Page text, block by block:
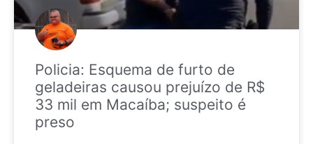
Policia: Esquema de furto de
geladeiras causou prejuízo de R$
33 mil em Macaíba; suspeito é
preso